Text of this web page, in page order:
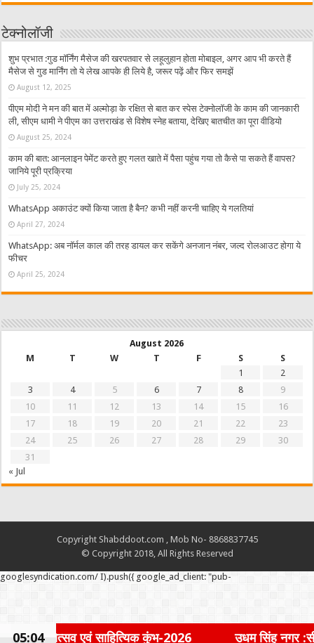
टेक्नोलॉजी
शुभ प्रभात :गुड मॉर्निंग मैसेज की खरपतवार से लहूलुहान होता मोबाइल, अगर आप भी करते हैं
मैसेज से गुड मार्निंग तो ये लेख आपके ही लिये है, जरूर पढ़ें और फिर समझें
August 12, 2025
पीएम मोदी ने मन की बात में अल्मोड़ा के रक्षित से बात कर स्पेस टेक्नोलॉजी के काम की जानकारी
ली, सीएम धामी ने पीएम का उत्तराखंड से विशेष स्नेह बताया, देखिए बातचीत का पूरा वीडियो
August 25, 2024
काम की बात: आनलाइन पेमेंट करते हुए गलत खाते में पैसा पहुंच गया तो कैसे पा सकते हैं वापस?
जानिये पूरी प्रक्रिया
July 25, 2024
WhatsApp अकाउंट क्यों किया जाता है बैन? कभी नहीं करनी चाहिए ये गलतियां
April 27, 2024
WhatsApp: अब नॉर्मल काल की तरह डायल कर सकेंगे अनजान नंबर, जल्द रोलआउट होगा ये
फीचर
April 25, 2024
August 2026
M
T W T F S
S
1
2
3
4 5 6 7 8
9
10
11 12 13 14 15
16
17
18 19 20 21 22
23
24
25 26 27 28 29
30
31
« Jul
Copyright Shabddoot.com , Mob No- 8868837745
© Copyright 2018, All Rights Reserved
googlesyndication.com/ I).push({ google_ad_client: "pub-
कुंभ-2026 उधम सिंह नगर :सी एस सी केंद्रों पर
05:04